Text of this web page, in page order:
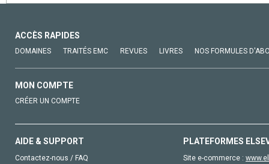
ACCÈS RAPIDES
DOMAINES TRAITÉS EMC REVUES LIVRES NOS FORMULES
MON COMPTE
CRÉER UN COMPTE
AIDE & SUPPORT
Contactez-nous / FAQ
PLATEFORMES
Site e-commerce :